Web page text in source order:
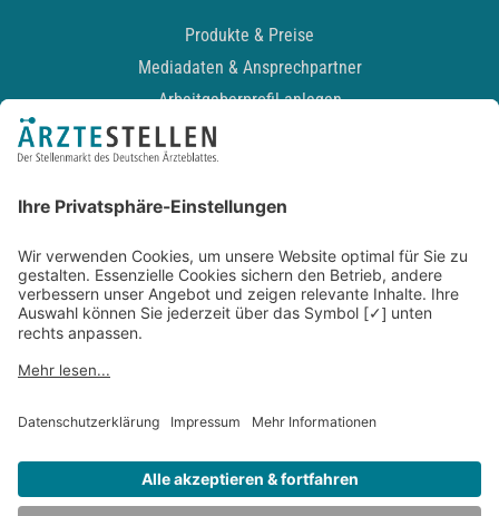
Produkte & Preise
Mediadaten & Ansprechpartner
Arbeitgeberprofil anlegen
Recruiting-Podcast
Kontakt
Datenschutz
Newsletter